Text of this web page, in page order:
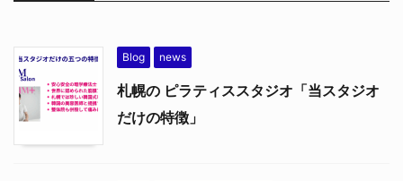
Blog news
札幌の ピラティススタジオ「当スタジオ
だけの特徴」